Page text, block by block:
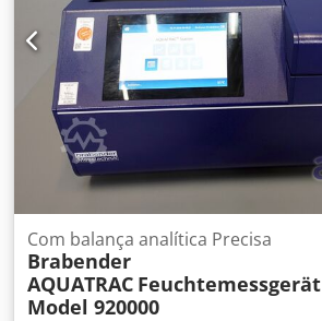
Com balança analítica Precisa
Brabender
AQUATRAC Feuchtemessgerät
Model 920000